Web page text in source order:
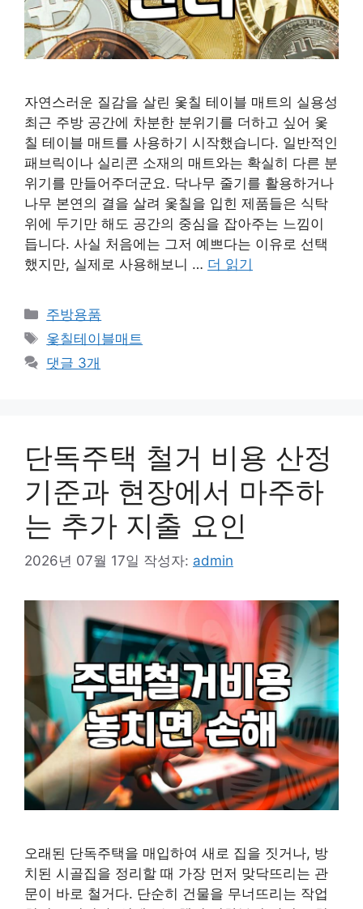
자연스러운 질감을 살린 옻칠 테이블 매트의 실용성
최근 주방 공간에 차분한 분위기를 더하고 싶어 옻
칠 테이블 매트를 사용하기 시작했습니다. 일반적인
패브릭이나 실리콘 소재의 매트와는 확실히 다른 분
위기를 만들어주더군요. 닥나무 줄기를 활용하거나
나무 본연의 결을 살려 옻칠을 입힌 제품들은 식탁
위에 두기만 해도 공간의 중심을 잡아주는 느낌이
듭니다. 사실 처음에는 그저 예쁘다는 이유로 선택
했지만, 실제로 사용해보니 … 더 읽기
카
테
고
리
주방용품
태
그
옻칠테이블매트
댓글 3개
단독주택 철거 비용 산정
기준과 현장에서 마주하
는 추가 지출 요인
2026년 07월 17일 작성자: admin
오래된 단독주택을 매입하여 새로 집을 짓거나, 방
치된 시골집을 정리할 때 가장 먼저 맞닥뜨리는 관
문이 바로 철거다. 단순히 건물을 무너뜨리는 작업